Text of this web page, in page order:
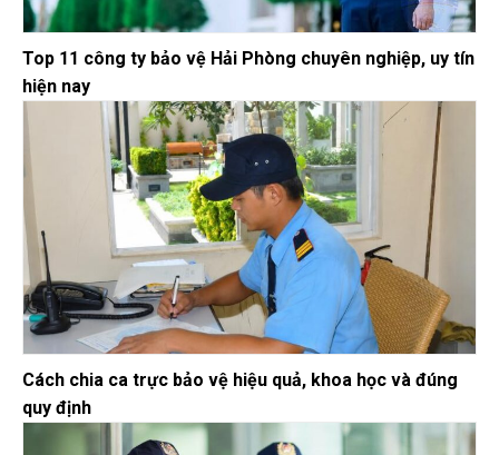
Top 11 công ty bảo vệ Hải Phòng chuyên nghiệp, uy tín
hiện nay
Cách chia ca trực bảo vệ hiệu quả, khoa học và đúng
quy định